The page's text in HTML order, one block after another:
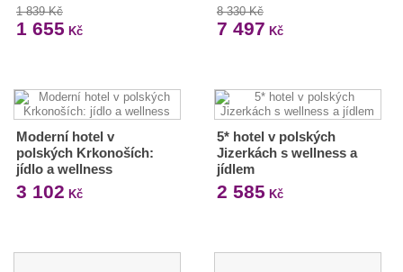
1 839 Kč
1 655 Kč
8 330 Kč
7 497 Kč
Moderní hotel v
polských Krkonoších:
jídlo a wellness
3 102 Kč
5* hotel v polských
Jizerkách s wellness a
jídlem
2 585 Kč